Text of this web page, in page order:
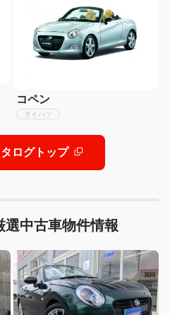
コペン
ダイハツ
ログトップ
選中古車物件情報